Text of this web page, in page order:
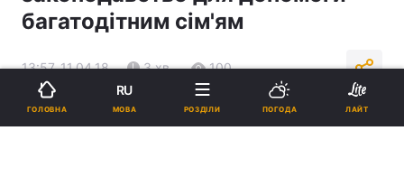
багатодітним сім'ям
13:57, 11.04.18 3 хв. 100
Підпишіться на нас в Google
ГОЛОВНА
RU
МОВА РОЗДІЛИ ПОГОДА ЛАЙТ